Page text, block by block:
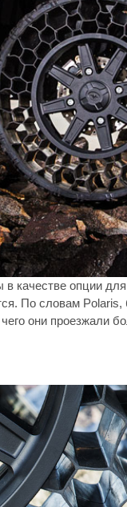
качестве опции
По словам
они проезжали